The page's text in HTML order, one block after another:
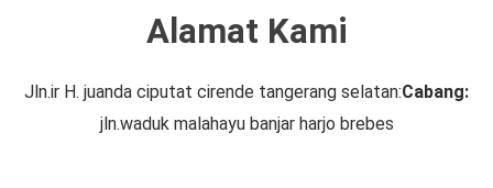
Alamat Kami
Jln.ir H. juanda ciputat cirende tangerang selatan:Cabang:
jln.waduk malahayu banjar harjo brebes